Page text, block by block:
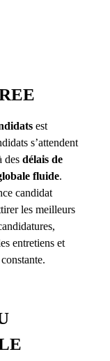
est
s’attendent
des délais de
fluide.
candidat
les meilleurs
entretiens et